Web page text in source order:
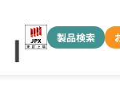
製品検索